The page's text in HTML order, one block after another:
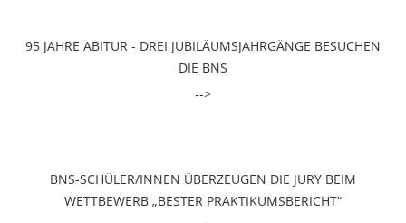
95 JAHRE ABITUR - DREI JUBILÄUMSJAHRGÄNGE BESUCHEN
DIE BNS
-->
BNS-SCHÜLER/INNEN ÜBERZEUGEN DIE JURY BEIM
WETTBEWERB „BESTER PRAKTIKUMSBERICHT“